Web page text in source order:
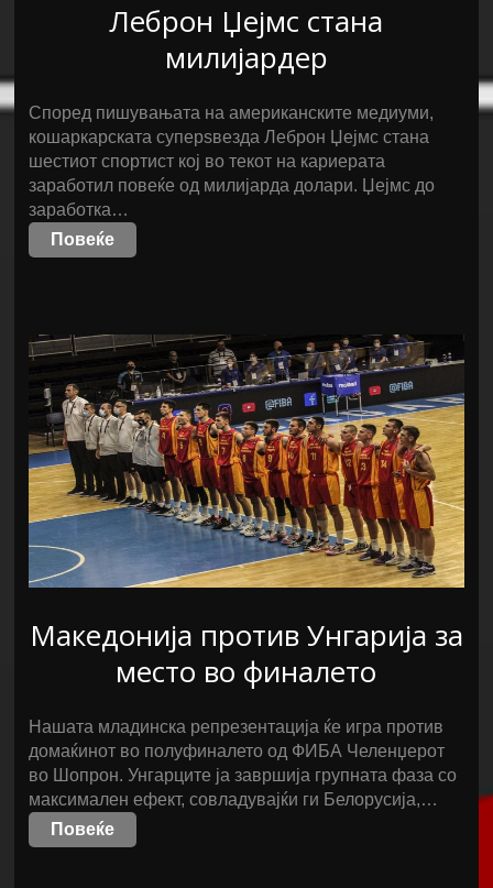
Леброн Џејмс стана
милијардер
Според пишувањата на американските медиуми,
кошаркарската суперѕвезда Леброн Џејмс стана
шестиот спортист кој во текот на кариерата
заработил повеќе од милијарда долари. Џејмс до
заработка…
Повеќе
Македонија против Унгарија за
место во финалето
Нашата младинска репрезентација ќе игра против
домаќинот во полуфиналето од ФИБА Челeнџерот
во Шопрон. Унгарците ја завршија групната фаза со
максимален ефект, совладувајќи ги Белорусија,…
Повеќе